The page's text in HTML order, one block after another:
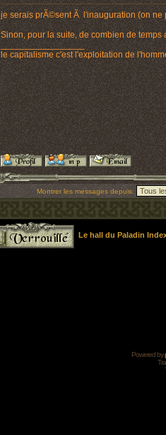
je serais prÃ©sent Ã l'inauguration (on
Sinon, pour la suite, de combien de
_________________
le capitalisme c'est l'exploitation de
Montrer les messages depuis:
Le hall du Paladin
Powered by